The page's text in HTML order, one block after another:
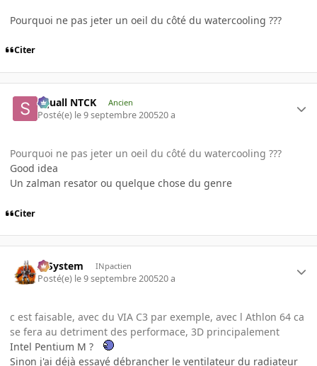
Pourquoi ne pas jeter un oeil du côté du watercooling ???
Citer
Squall NTCK Ancien
Posté(e) le 9 septembre 200520 a
Pourquoi ne pas jeter un oeil du côté du watercooling ???
Good idea
Un zalman resator ou quelque chose du genre
Citer
X-System INpactien
Posté(e) le 9 septembre 200520 a
c est faisable, avec du VIA C3 par exemple, avec l Athlon 64 ca
se fera au detriment des performace, 3D principalement
Intel Pentium M ?
Sinon j'ai déjà essayé débrancher le ventilateur du radiateur